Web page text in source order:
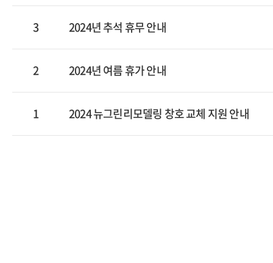
3 2024년 추석 휴무 안내
2 2024년 여름 휴가 안내
1 2024 뉴그린리모델링 창호 교체 지원 안내